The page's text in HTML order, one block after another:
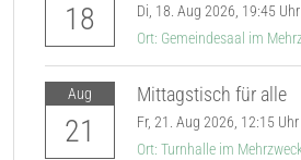
18 Di, 18. Aug 2026 , 19:45 Uhr
Ort: Gemeindesaal im
Aug
21
Mittagstisch für alle
Fr, 21. Aug 2026 , 12:15 Uhr
Ort: Turnhalle im